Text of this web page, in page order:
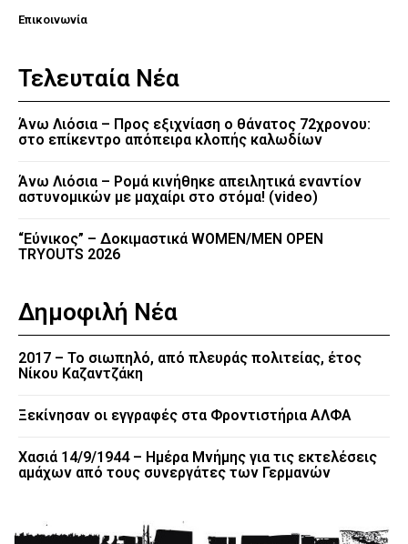
Επικοινωνία
Τελευταία Νέα
Άνω Λιόσια – Προς εξιχνίαση ο θάνατος 72χρονου:
στο επίκεντρο απόπειρα κλοπής καλωδίων
Άνω Λιόσια – Ρομά κινήθηκε απειλητικά εναντίον
αστυνομικών με μαχαίρι στο στόμα! (video)
“Εύνικος” – Δοκιμαστικά WOMEN/MEN OPEN
TRYOUTS 2026
Δημοφιλή Νέα
2017 – Το σιωπηλό, από πλευράς πολιτείας, έτος
Νίκου Καζαντζάκη
Ξεκίνησαν οι εγγραφές στα Φροντιστήρια ΑΛΦΑ
Χασιά 14/9/1944 – Ημέρα Μνήμης για τις εκτελέσεις
αμάχων από τους συνεργάτες των Γερμανών